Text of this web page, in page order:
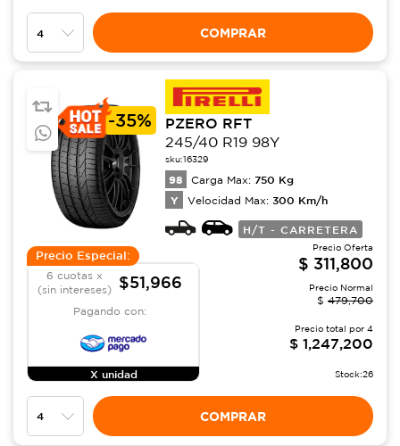
COMPRAR
-35%
PZERO RFT
245/40 R19 98Y
sku:16329
98 Carga Max: 750 Kg
Y Velocidad Max: 300 Km/h
H/T - CARRETERA
Precio Especial:
6 cuotas x
(sin intereses)
$51,966
Pagando con:
X unidad
Precio Oferta
$ 311,800
Precio Normal
$ 479,700
Precio total por 4
$ 1,247,200
Stock:26
COMPRAR